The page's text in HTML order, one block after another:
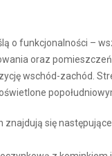
o funkcjonalności –
oraz
wschód-zachód.
znajdują się